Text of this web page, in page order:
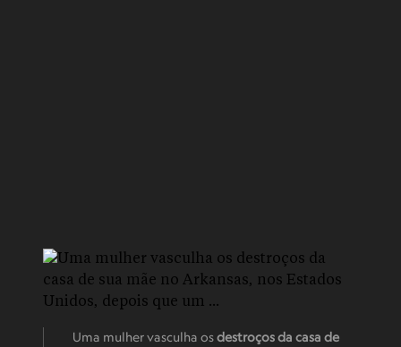
Uma mulher vasculha osdestroços da casa de